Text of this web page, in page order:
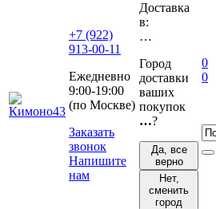
+7 (922)
913-00-11
Ежедневно
9:00-19:00
(по Москве)
Заказать
звонок
Напишите
нам
Доставка
в:
…
Город
доставки
ваших
покупок
…?
Да, все
верно
Нет,
сменить
город
0
0